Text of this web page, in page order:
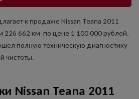
к продаже Nissan Teana 2011
226 662 км по цене 1 100 000 рублей.
полную техническую диагностику
чистоты.
Nissan Teana 2011